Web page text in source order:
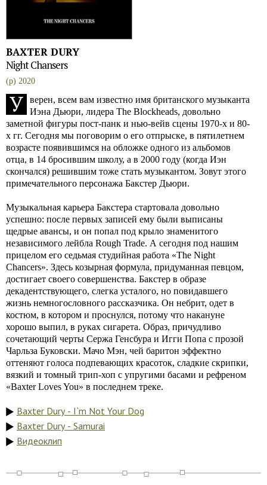
BAXTER DURY
Night Chansers
(p) 2020
У
верен, всем вам известно имя британского музыканта
Иэна Дьюри, лидера The Blockheads, довольно
заметной фигуры пост-панк и нью-вейв сцены 1970-х и 80-
х гг. Сегодня мы поговорим о его отпрыске, в пятилетнем
возрасте появившимся на обложке одного из альбомов
отца, в 14 бросившим школу, а в 2000 году (когда Иэн
скончался) решившим тоже стать музыкантом. Зовут этого
примечательного персонажа Бакстер Дьюри.
Музыкальная карьера Бакстера стартовала довольно
успешно: после первых записей ему были выписаны
щедрые авансы, и он попал под крыло знаменитого
независимого лейбла Rough Trade. А сегодня под нашим
прицелом его седьмая студийная работа «The Night
Chancers». Здесь козырная формула, придуманная певцом,
достигает своего совершенства. Бакстер в образе
декадентствующего, слегка усталого, но повидавшего
жизнь немногословного рассказчика. Он небрит, одет в
костюм, в котором и проснулся, потому что накануне
хорошо выпил, в руках сигарета. Образ, причудливо
сочетающий черты Сержа Генсбура и Игги Попа с прозой
Чарльза Буковски. Мачо Мэн, чей баритон эффектно
оттеняют голоса подпевающих красоток, сладкие скрипки,
вязкий и томный трип-хоп с упругими басами и рефреном
«Baxter Loves You» в последнем треке.
Baxter Dury - I`m Not Your Dog
Baxter Dury - Samurai
Видеоклип